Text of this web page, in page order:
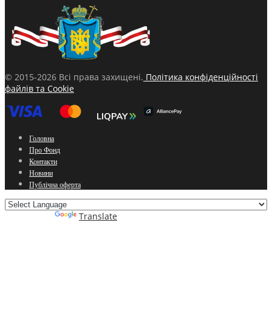
© 2015-2026 Всі права захищені. Політика конфіденційності
файлів та Cookie
Головна
Про Фонд
Контакти
Новини
Публічна оферта
Translate